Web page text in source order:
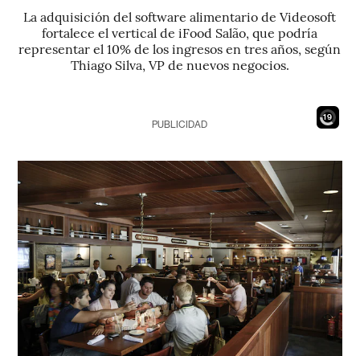
La adquisición del software alimentario de Videosoft
fortalece el vertical de iFood Salão, que podría
representar el 10% de los ingresos en tres años, según
Thiago Silva, VP de nuevos negocios.
18
PUBLICIDAD